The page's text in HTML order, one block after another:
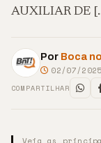
AUXILIAR DE
Por Boca
02/07/
COMPARTILHAR